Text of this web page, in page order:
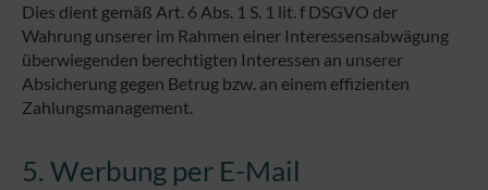
Dies dient gemäß Art. 6 Abs. 1 S. 1 lit. f DSGVO der
Wahrung unserer im Rahmen einer Interessensabwägung
überwiegenden berechtigten Interessen an unserer
Absicherung gegen Betrug bzw. an einem effizienten
Zahlungsmanagement.
5. Werbung per E-Mail